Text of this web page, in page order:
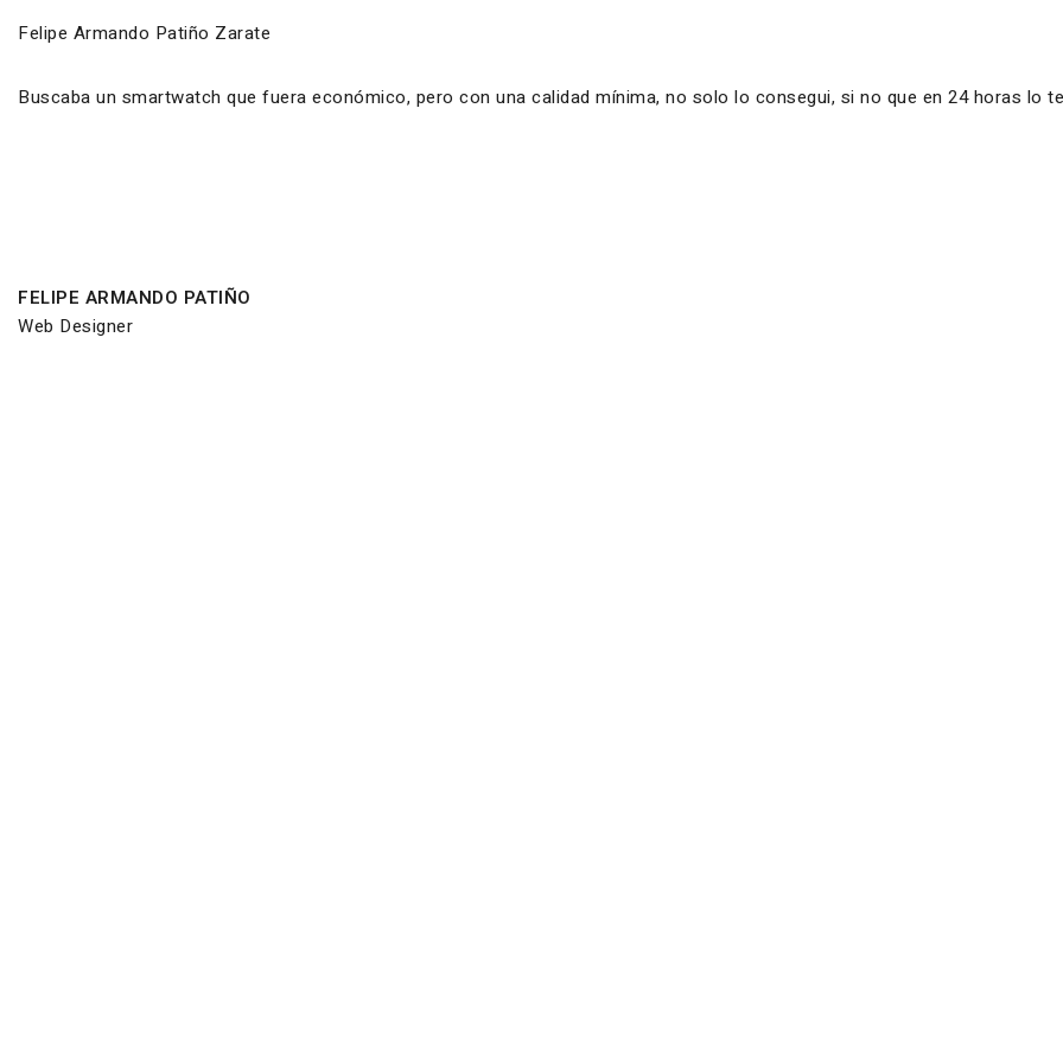
Felipe Armando Patiño Zarate
Buscaba un smartwatch que fuera económico, pero con una calidad mínima, no solo lo consegui, si no que en 24 horas lo
FELIPE ARMANDO PATIÑO
Web Designer